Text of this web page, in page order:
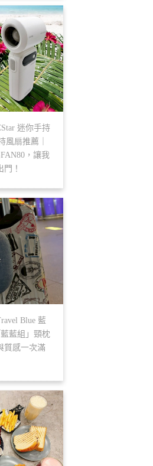
迷你手持
風扇推薦｜
，讓我
！
Blue 藍
藍組」頸枕
質感一次滿